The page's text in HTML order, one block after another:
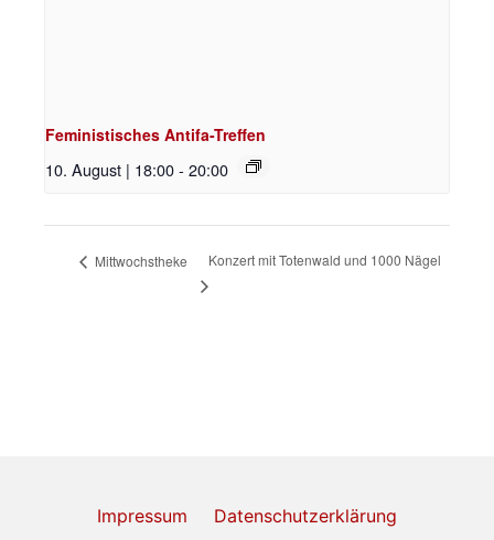
Feministisches Antifa-Treffen
10. August | 18:00- 20:00
Mittwochstheke Konzert mit Totenwald und 1000 Nägel
Impressum Datenschutzerklärung